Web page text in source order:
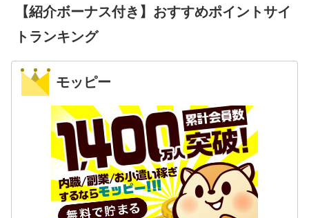
【紹介ボーナス付き】おすすめポイントサイ
トランキング
モッピー